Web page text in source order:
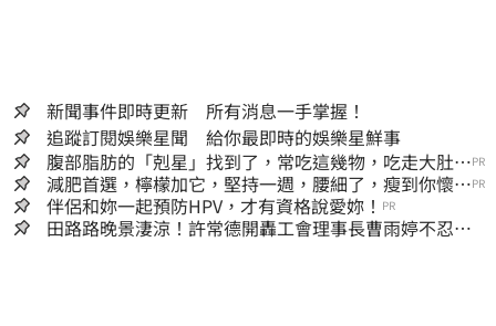
新聞事件即時更新 所有消息一手掌握！
追蹤訂閱娛樂星聞 給你最即時的娛樂星鮮事
腹部脂肪的「剋星」找到了，常吃這幾物，吃走大肚
囊，瘦出小蠻腰
PR
減肥首選，檸檬加它，堅持一週，腰細了，瘦到你懷疑
人生
PR
伴侶和妳一起預防HPV，才有資格說愛妳！ PR
田路路晚景淒涼！許常德開轟工會理事長曹雨婷不忍